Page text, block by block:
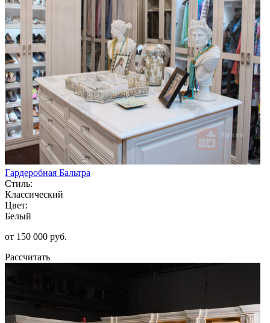
Гардеробная Бальтра
Стиль:
Классический
Цвет:
Белый
от 150 000 руб.
Рассчитать